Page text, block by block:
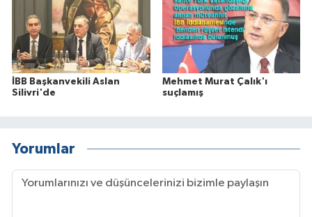
İBB Başkanvekili Aslan
Silivri'de
Mehmet Murat Çalık'ı
suçlamış
Yorumlar